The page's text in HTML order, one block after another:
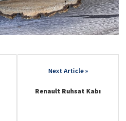
Renault Ruhsat Kabı